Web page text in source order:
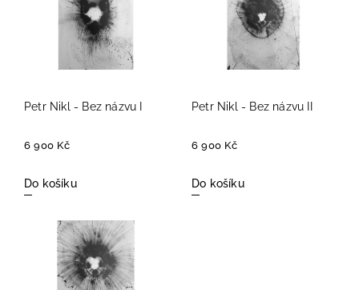
Nejprodávanější
Petr Nikl - Bez názvu I
6 900 Kč
Do košíku
Petr Nikl - Bez názvu II
6 900 Kč
Do košíku